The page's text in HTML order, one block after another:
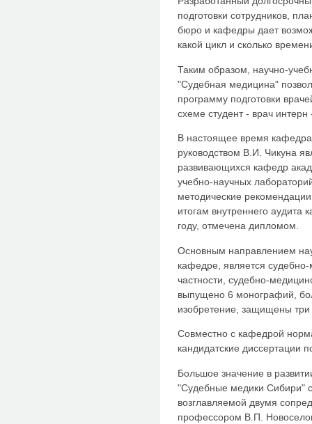
подготовки сотрудников,
бюро и кафедры дает
какой цикл и сколько
Таким образом, научно-
"Судебная медицина"
программу подготовки
схеме студент - врач
В настоящее время
руководством В.И. Чикуна
развивающихся кафедр
учебно-научных
методические
итогам внутреннего
году, отмечена дипломом.
Основным направлением
кафедре, является
частности, судебно-
выпущено 6 монографий,
изобретение, защищены три
Совместно с кафедрой
кандидатские диссертации
Большое значение в
"Судебные медики Сибири"
возглавляемой двумя
профессором В.П.